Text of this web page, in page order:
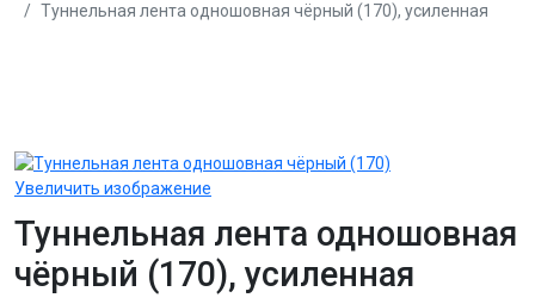
Туннельная лента одношовная чёрный (170), усиленная
Увеличить изображение
Туннельная лента одношовная
чёрный (170), усиленная